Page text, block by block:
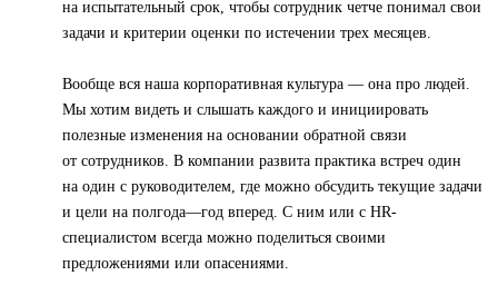
на испытательный срок, чтобы сотрудник четче понимал свои
задачи и критерии оценки по истечении трех месяцев.
Вообще вся наша корпоративная культура — она про людей.
Мы хотим видеть и слышать каждого и инициировать
полезные изменения на основании обратной связи
от сотрудников. В компании развита практика встреч один
на один с руководителем, где можно обсудить текущие задачи
и цели на полгода—год вперед. С ним или с HR-
специалистом всегда можно поделиться своими
предложениями или опасениями.